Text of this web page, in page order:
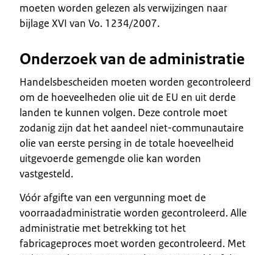
moeten worden gelezen als verwijzingen naar
bijlage XVI van Vo. 1234/2007.
Onderzoek van de administratie
Handelsbescheiden moeten worden gecontroleerd
om de hoeveelheden olie uit de EU en uit derde
landen te kunnen volgen. Deze controle moet
zodanig zijn dat het aandeel niet-communautaire
olie van eerste persing in de totale hoeveelheid
uitgevoerde gemengde olie kan worden
vastgesteld.
Vóór afgifte van een vergunning moet de
voorraadadministratie worden gecontroleerd. Alle
administratie met betrekking tot het
fabricageproces moet worden gecontroleerd. Met